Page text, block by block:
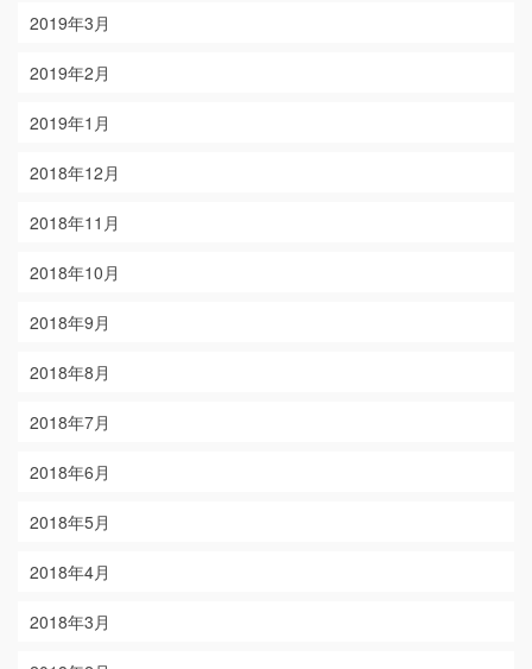
2019年3月
2019年2月
2019年1月
2018年12月
2018年11月
2018年10月
2018年9月
2018年8月
2018年7月
2018年6月
2018年5月
2018年4月
2018年3月